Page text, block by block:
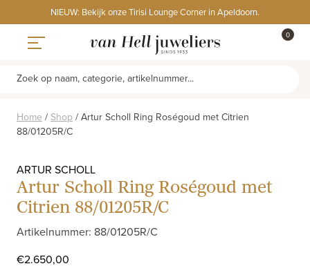
to
content
NIEUW: Bekijk onze Tirisi Lounge Corner in Apeldoorn.
0
Zoek op naam, categorie, artikelnummer...
Home / Shop / Artur Scholl Ring Roségoud met Citrien
88/01205R/C
ARTUR SCHOLL
Artur Scholl Ring Roségoud met
Citrien 88/01205R/C
Artikelnummer: 88/01205R/C
€2.650,00